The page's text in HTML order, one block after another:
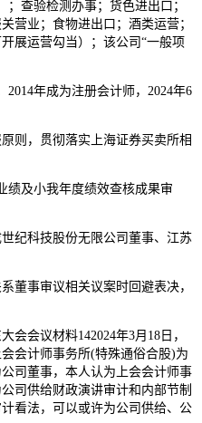
查验检测办事；货色进出口；
营业；食物进出口；酒类运营；
展运营勾当）；该公司“一般项
年成为注册会计师，2024年6
，贯彻落实上海证券买卖所相
及小我年度绩效查核成果审
科技股份无限公司董事、江苏
事审议相关议案时回避表决，
会议材料142024年3月18日，
会计师事务所(特殊通俗合股)为
司董事，本人认为上会会计师事
司供给财政演讲审计和内部节制
看法，可以或许为公司供给、公